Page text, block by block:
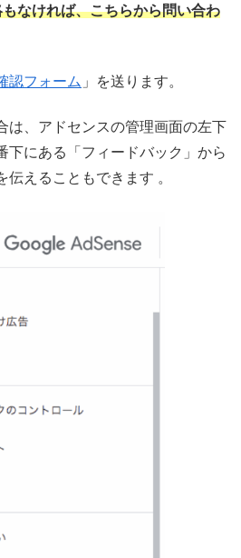
なければ、こちらから問い合わ
認フォーム 」を送ります。
は、アドセンスの管理画面の左下
下にある「フィードバック」から
えることもできます 。